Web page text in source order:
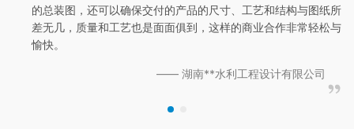
的总装图，还可以确保交付的产品的尺寸、工艺和结构与图纸所
差无几，质量和工艺也是面面俱到，这样的商业合作非常轻松与
愉快。
—— 湖南**水利工程设计有限公司